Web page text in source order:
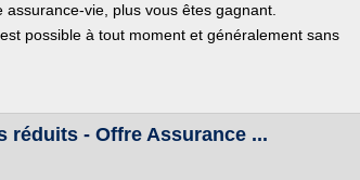
vie, plus vous êtes gagnant.
possible à tout moment et généralement sans
réduits - Offre Assurance ...